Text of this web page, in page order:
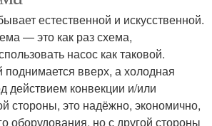
естественной и искусственной.
— это как раз схема,
насос как таковой.
поднимается вверх, а холодная
действием конвекции и/или
стороны, это надёжно, экономично,
оборудования, но с другой стороны